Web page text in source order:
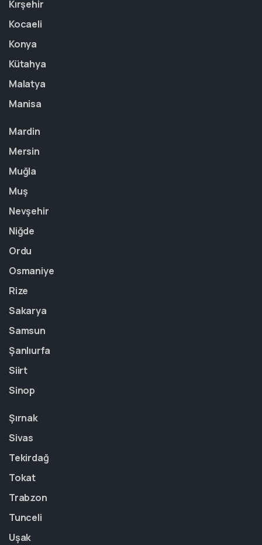
Kırşehir
Kocaeli
Konya
Kütahya
Malatya
Manisa
Mardin
Mersin
Muğla
Muş
Nevşehir
Niğde
Ordu
Osmaniye
Rize
Sakarya
Samsun
Şanlıurfa
Siirt
Sinop
Şırnak
Sivas
Tekirdağ
Tokat
Trabzon
Tunceli
Uşak